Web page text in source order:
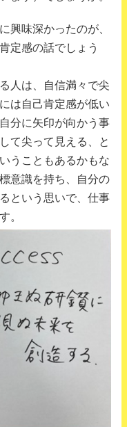
興味深かったのが、
定感の話でしょう
人は、自信満々で尖
は自己肯定感が低い
分に矢印が向かう事
て尖って見える、と
うこともあるかもな
意識を持ち、自分の
という思いで、仕事
。